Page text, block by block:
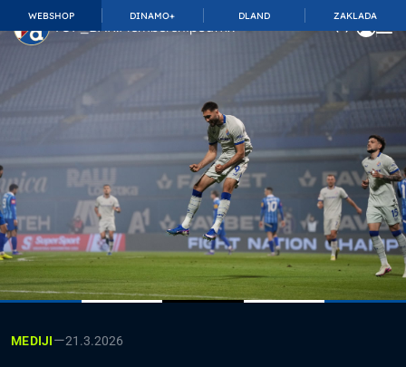
WEBSHOP DINAMO+ DLAND ZAKLADA
TOP_BAR.MembershipSuffix
MEDIJI—21.3.2026